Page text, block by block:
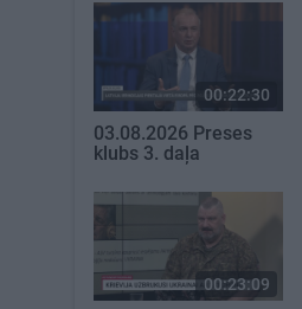
00:22:30
03.08.2026 Preses
klubs 3. daļa
00:23:09